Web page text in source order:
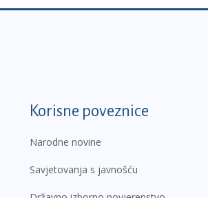
Korisne poveznice
Narodne novine
Savjetovanja s javnošću